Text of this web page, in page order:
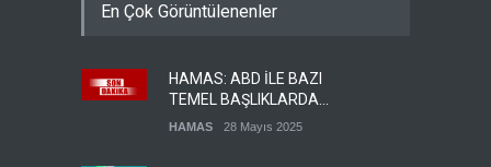
TEMSİLCİSİ EBU
İŞGALCİ İSRAİL ORDUSU
YEDEK ASKERLERİ GÖREVE
ÇAĞIRDI
SİYONİST REJİM
En Çok Görüntülenenler
HAMAS: ABD İLE BAZI
TEMEL BAŞLIKLARDA
MUTABAKATA VARDIK
HAMAS 28 Mayıs 2025